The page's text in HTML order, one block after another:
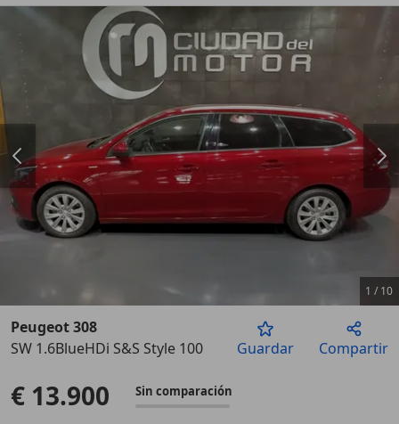
Anterior
1 / 10
Peugeot 308
SW 1.6BlueHDi S&S Style 100
Guardar Compartir
€ 13.900 Sin comparación